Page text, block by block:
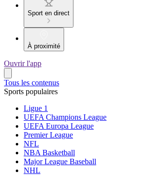
Sport en direct
À proximité
Ouvrir l'app
Tous les contenus
Sports populaires
Ligue 1
UEFA Champions League
UEFA Europa League
Premier League
NFL
NBA Basketball
Major League Baseball
NHL